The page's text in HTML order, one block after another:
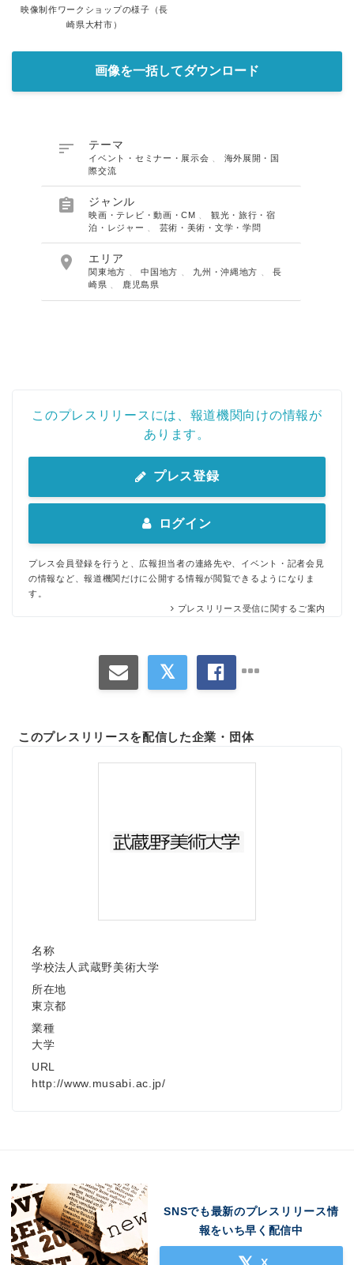
映像制作ワークショップの様子（長
崎県大村市）
画像を一括してダウンロード
 テーマ
イベント・セミナー・展示会
海外展開・国
際交流
 ジャンル
映画・テレビ・動画・CM
観光・旅行・宿
泊・レジャー
芸術・美術・文学・学問
 エリア
関東地方 、中国地方 九州・沖縄地方 、長
崎県
鹿児島県
このプレスリリースには、報道機関向けの情報が
あります。
プレス登録
ログイン
プレス会員登録を行うと、広報担当者の連絡先や、イベント・記者会見
の情報など、報道機関だけに公開する情報が閲覧できるようになりま
す。
プレスリリース受信に関するご案内
このプレスリリースを配信した企業・団体
名称
学校法人武蔵野美術大学
所在地
東京都
業種
大学
URL
http://www.musabi.ac.jp/
SNSでも最新のプレスリリース情
報をいち早く配信中